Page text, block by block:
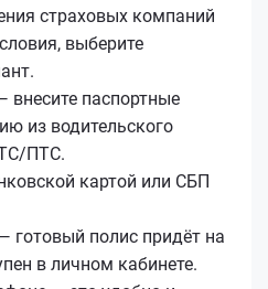
страховых компаний
выберите
внесите паспортные
из водительского
ПТС.
картой или СБП
готовый полис придёт на
в личном кабинете.